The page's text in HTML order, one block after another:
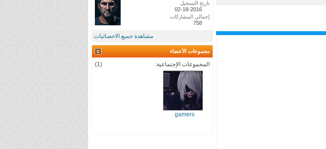
تاريخ التسجيل
02-18-2016
إجمالي المشاركات
758
مشاهدة جميع الاحصائيات
مجموعات الأعضاء
(1) المجموعات الإجتماعية:
gamers